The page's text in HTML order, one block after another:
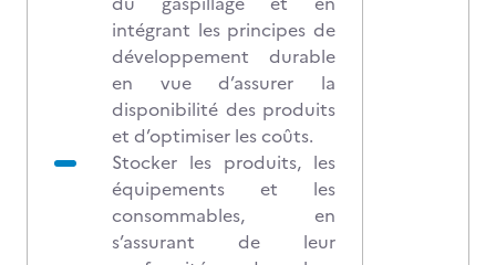
intégrant les principes de
développement durable
en vue d’assurer la
disponibilité des produits
et d’optimiser les coûts.
Stocker les produits, les
équipements et les
consommables, en
s’assurant de leur